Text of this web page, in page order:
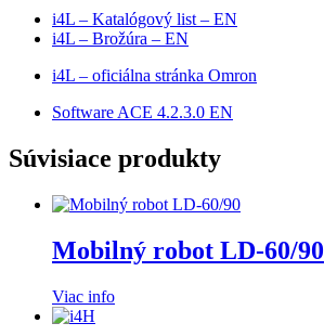
i4L – Katalógový list – EN
i4L – Brožúra – EN
i4L – oficiálna stránka Omron
Software ACE 4.2.3.0 EN
Súvisiace produkty
Mobilný robot LD-60/90
Viac info